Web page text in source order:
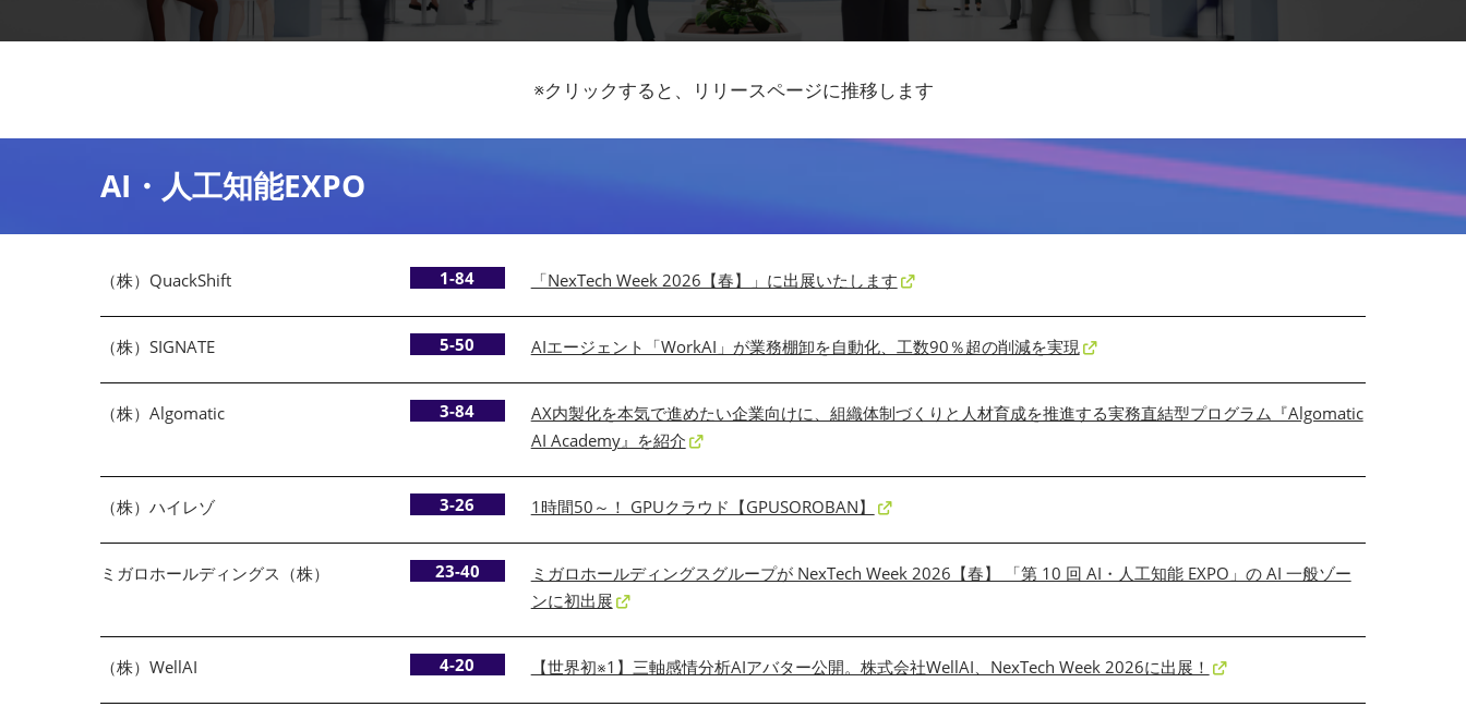
※クリックすると、リリースページに推移します
AI・人工知能EXPO
（株）QuackShift 1-84 「NexTech Week 2026【春】」に出展いたします
（株）SIGNATE 5-50 AIエージェント「WorkAI」が業務棚卸を自動化、工数90％超の削減を実現
（株）Algomatic 3-84
AX内製化を本気で進めたい企業向けに、組織体制づくりと人材育成を推進する実務直結型プログラム『Algomatic
AI Academy』を紹介
（株）ハイレゾ 3-26 1時間50～！ GPUクラウド【GPUSOROBAN】
ミガロホールディングス（株） 23-40
ミガロホールディングスグループが NexTech Week 2026【春】 「第 10 回 AI・人工知能 EXPO」の AI 一般ゾー
ンに初出展
（株）WellAI 4-20 【世界初※1】三軸感情分析AIアバター公開。株式会社WellAI、NexTech Week 2026に出展！